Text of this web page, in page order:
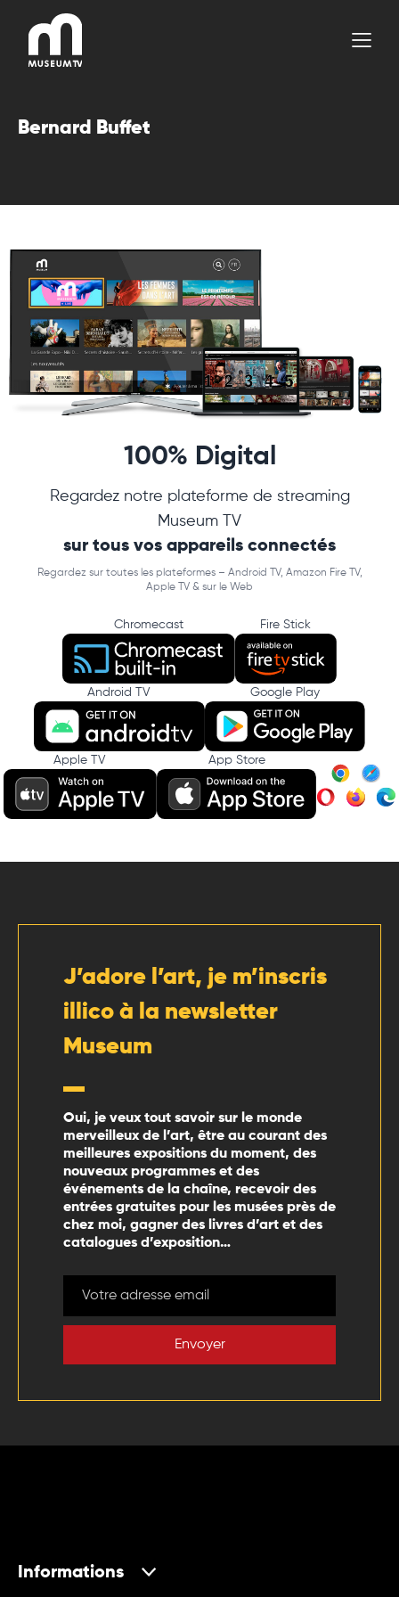
contenu
Bernard Buffet
100% Digital
Regardez notre plateforme de streaming
Museum TV
sur tous vos appareils connectés
Regardez sur toutes les plateformes – Android TV, Amazon Fire TV,
Apple TV & sur le Web
Chromecast Fire Stick
Android TV Google Play
Apple TV App Store
J’adore l’art, je m’inscris
illico à la newsletter
Museum
Oui, je veux tout savoir sur le monde
merveilleux de l’art, être au courant des
meilleures expositions du moment, des
nouveaux programmes et des
événements de la chaîne, recevoir des
entrées gratuites pour les musées près de
chez moi, gagner des livres d’art et des
catalogues d’exposition…
Envoyer
Informations